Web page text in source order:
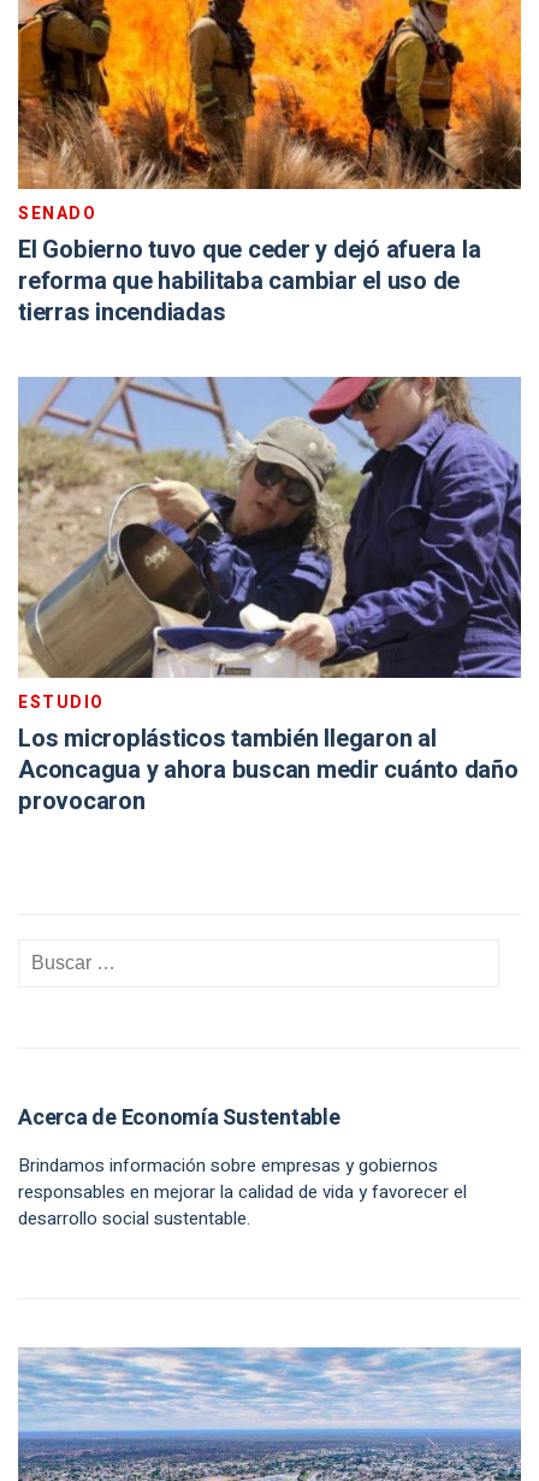
SENADO
El Gobierno tuvo que ceder y dejó afuera la
reforma que habilitaba cambiar el uso de
tierras incendiadas
ESTUDIO
Los microplásticos también llegaron al
Aconcagua y ahora buscan medir cuánto daño
provocaron
Acerca de Economía Sustentable
Brindamos información sobre empresas y gobiernos
responsables en mejorar la calidad de vida y favorecer el
desarrollo social sustentable.